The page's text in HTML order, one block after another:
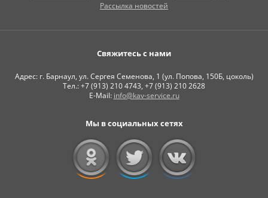
Рассылка новостей
Свяжитесь с нами
Адрес: г. Барнаул, ул. Сергея Семенова, 1 (ул. Попова, 150Б, цоколь)
Тел.: +7 (913) 210 4743, +7 (913) 210 2628
E-Mail: info@kav-service.ru
Мы в социальных сетях